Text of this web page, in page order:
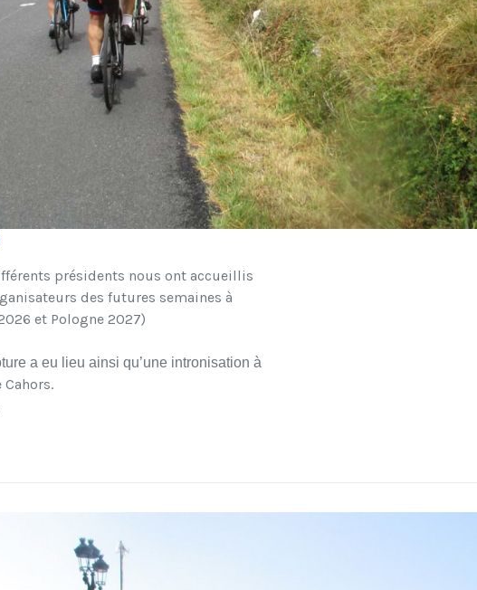
présidents nous ont accueillis
des futures semaines à
et Pologne 2027)
a eu lieu ainsi qu’une intronisation à